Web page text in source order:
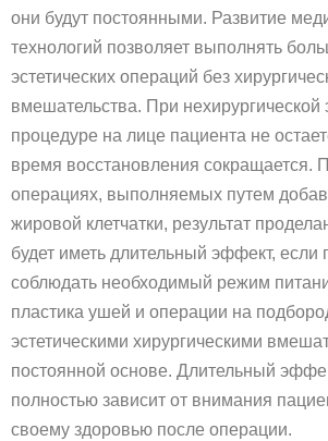
они будут постоянными. Развитие
технологий позволяет выполнять
эстетических операций без
вмешательства. При нехирургической
процедуре на лице пациента не
время восстановления сокращается.
операциях, выполняемых путем
жировой клетчатки, результат
будет иметь длительный эффект, если
соблюдать необходимый режим
пластика ушей и операции на
эстетическими хирургическими
постоянной основе. Длительный
полностью зависит от внимания
своему здоровью после операции.